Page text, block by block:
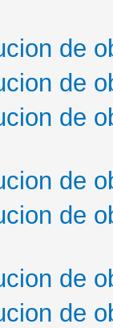
de
de
de
de
de
de
de